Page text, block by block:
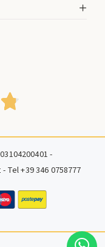
-
- Tel +39 346 0758777